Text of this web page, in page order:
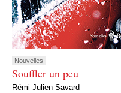
Nouvelles
Souffler un peu
Rémi-Julien Savard